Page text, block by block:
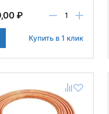
₽
Купить в 1 клик